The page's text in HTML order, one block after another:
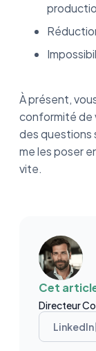
À présent,
conformité de
des questions
me les poser
vite.
Cet
Directeur
LinkedIn